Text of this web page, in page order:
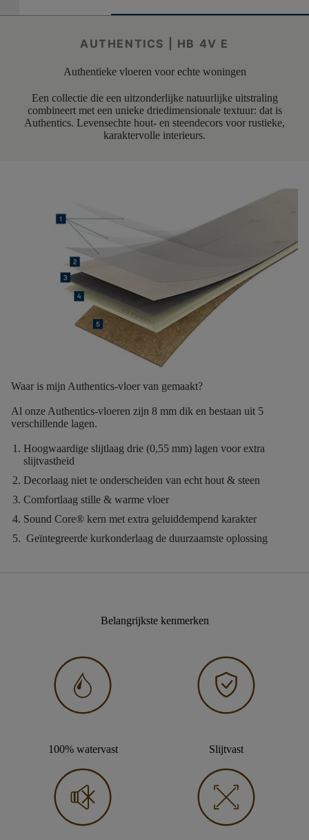
AUTHENTICS | HB 4V E
Authentieke vloeren voor echte woningen
Een collectie die een uitzonderlijke natuurlijke uitstraling
combineert met een unieke driedimensionale textuur: dat is
Authentics. Levensechte hout- en steendecors voor rustieke,
karaktervolle interieurs.
Waar is mijn Authentics-vloer van gemaakt?
Al onze Authentics-vloeren zijn 8 mm dik en bestaan uit 5
verschillende lagen.
Hoogwaardige slijtlaag drie (0,55 mm) lagen voor extra
slijtvastheid
Decorlaag niet te onderscheiden van echt hout & steen
Comfortlaag stille & warme vloer
Sound Core® kern met extra geluiddempend karakter
Geïntegreerde kurkonderlaag de duurzaamste oplossing
Belangrijkste kenmerken
100% watervast Slijtvast